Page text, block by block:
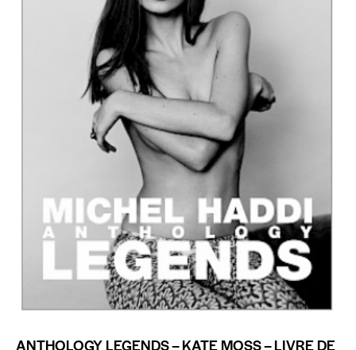
ANTHOLOGY LEGENDS – KATE MOSS – LIVRE DE